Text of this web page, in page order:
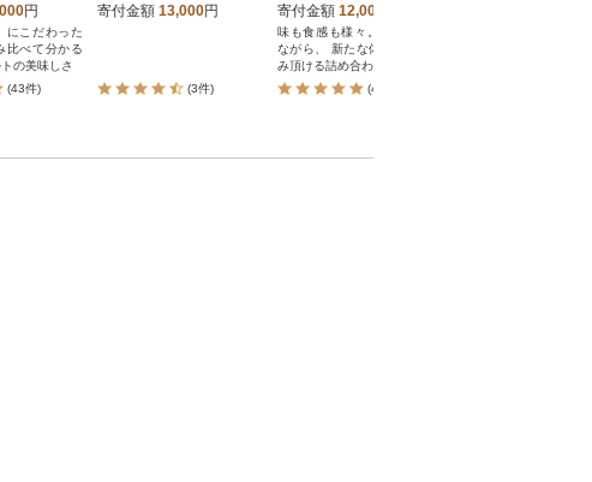
円
にこだわった
比べて分かる
の美味しさ
(43件)
ーミー_HD135-001
寄付金額 13,000円
(3件)
ーグルト ギリシャ のむ
5種)
寄付金額 12,000
味も食感も様々。違いを感じ
ながら、 新たな体験をお楽し
み頂ける詰め合わせセット。
(47件)